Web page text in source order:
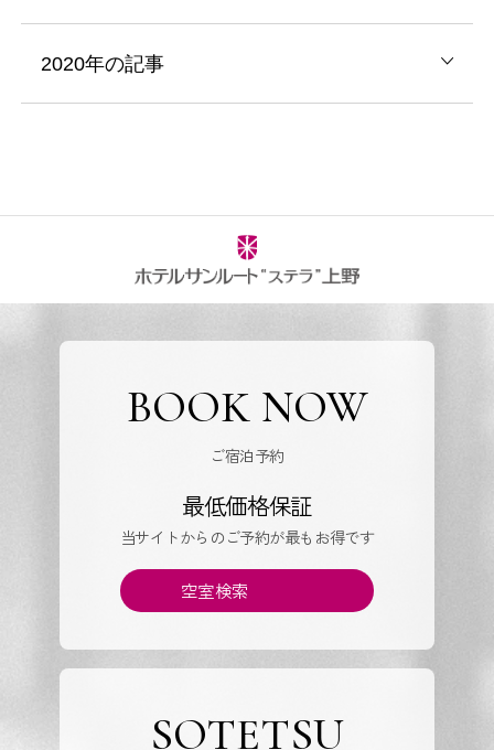
2020年の記事
BOOK NOW
ご宿泊予約
最低価格保証
当サイトからのご予約が最もお得です
空室検索
SOTETSU